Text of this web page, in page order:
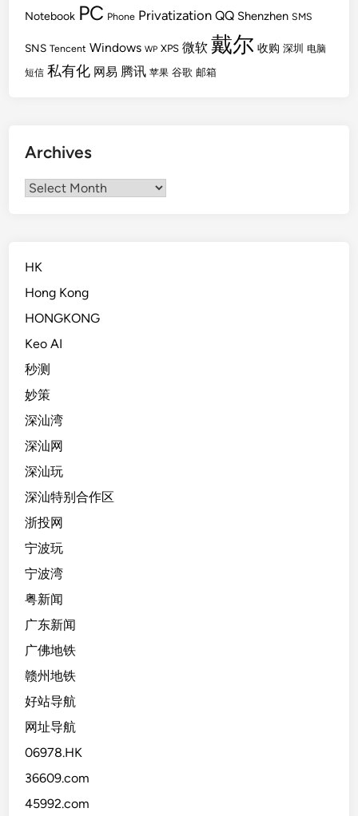
Notebook PC Phone Privatization QQ Shenzhen SMS
SNS Tencent Windows WP XPS 微软 戴尔 收购 深圳 电脑
短信 私有化 网易 腾讯 苹果 谷歌 邮箱
Archives
Archives
HK
Hong Kong
HONGKONG
Keo AI
秒测
妙策
深汕湾
深汕网
深汕玩
深汕特别合作区
浙投网
宁波玩
宁波湾
粤新闻
广东新闻
广佛地铁
赣州地铁
好站导航
网址导航
06978.HK
36609.com
45992.com